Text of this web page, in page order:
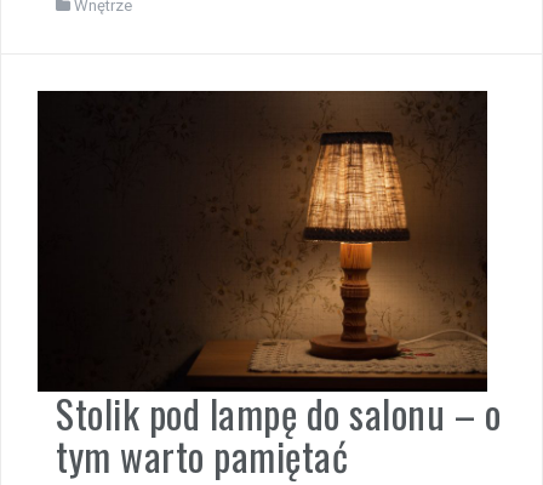
Wnętrze
Stolik pod lampę do salonu – o
tym warto pamiętać